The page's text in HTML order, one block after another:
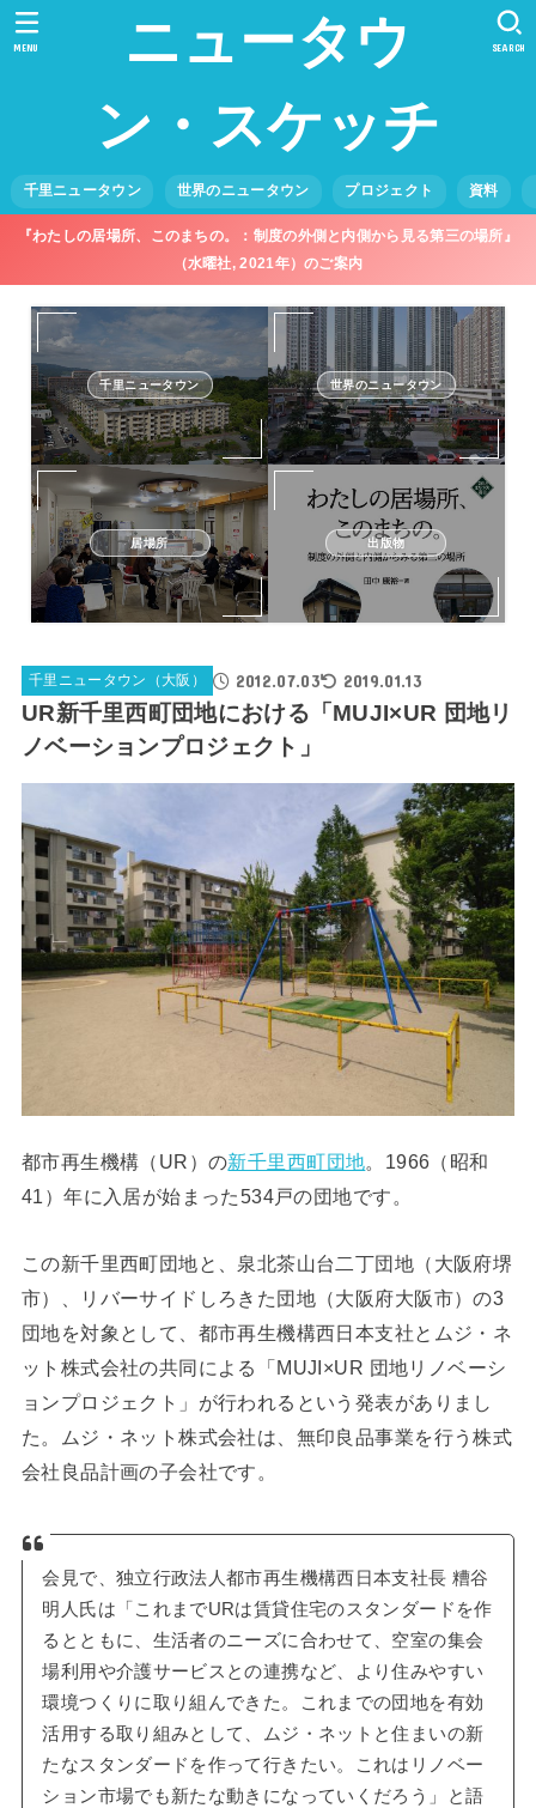
ニュータウ
ン・スケッチ
千里ニュータウン 世界のニュータウン プロジェクト 資料
SEARCH
MENU
『わたしの居場所、このまちの。：制度の外側と内側から見る第三の場所』
（水曜社, 2021年）のご案内
千里ニュータウン 世界のニュータウン
居場所 出版物
千里ニュータウン（大阪） 2012.07.03 2019.01.13
UR新千里西町団地における「MUJI×UR 団地リ
ノベーションプロジェクト」
都市再生機構（UR）の新千里西町団地。1966（昭和
41）年に入居が始まった534戸の団地です。
この新千里西町団地と、泉北茶山台二丁団地（大阪府堺
市）、リバーサイドしろきた団地（大阪府大阪市）の3
団地を対象として、都市再生機構西日本支社とムジ・ネ
ット株式会社の共同による「MUJI×UR 団地リノベーシ
ョンプロジェクト」が行われるという発表がありまし
た。ムジ・ネット株式会社は、無印良品事業を行う株式
会社良品計画の子会社です。
会見で、独立行政法人都市再生機構西日本支社長 糟谷
明人氏は「これまでURは賃貸住宅のスタンダードを作
るとともに、生活者のニーズに合わせて、空室の集会
場利用や介護サービスとの連携など、より住みやすい
環境つくりに取り組んできた。これまでの団地を有効
活用する取り組みとして、ムジ・ネットと住まいの新
たなスタンダードを作って行きたい。これはリノベー
ション市場でも新たな動きになっていくだろう」と語